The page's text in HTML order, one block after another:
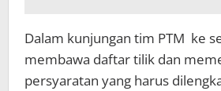
Dalam kunjungan tim PTM ke
membawa daftar tilik dan
persyaratan yang harus